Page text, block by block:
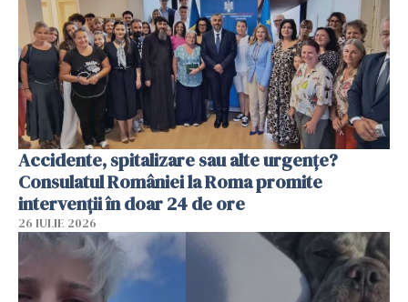
Accidente, spitalizare sau alte urgențe?
Consulatul României la Roma promite
intervenții în doar 24 de ore
26 IULIE 2026